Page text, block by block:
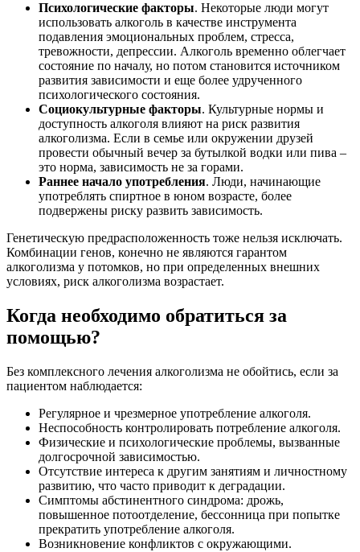
Психологические факторы. Некоторые люди могут
использовать алкоголь в качестве инструмента
подавления эмоциональных проблем, стресса,
тревожности, депрессии. Алкоголь временно облегчает
состояние по началу, но потом становится источником
развития зависимости и еще более удрученного
психологического состояния.
Социокультурные факторы. Культурные нормы и
доступность алкоголя влияют на риск развития
алкоголизма. Если в семье или окружении друзей
провести обычный вечер за бутылкой водки или пива –
это норма, зависимость не за горами.
Раннее начало употребления. Люди, начинающие
употреблять спиртное в юном возрасте, более
подвержены риску развить зависимость.
Генетическую предрасположенность тоже нельзя исключать.
Комбинации генов, конечно не являются гарантом
алкоголизма у потомков, но при определенных внешних
условиях, риск алкоголизма возрастает.
Когда необходимо обратиться за
помощью?
Без комплексного лечения алкоголизма не обойтись, если за
пациентом наблюдается:
Регулярное и чрезмерное употребление алкоголя.
Неспособность контролировать потребление алкоголя.
Физические и психологические проблемы, вызванные
долгосрочной зависимостью.
Отсутствие интереса к другим занятиям и личностному
развитию, что часто приводит к деградации.
Симптомы абстинентного синдрома: дрожь,
повышенное потоотделение, бессонница при попытке
прекратить употребление алкоголя.
Возникновение конфликтов с окружающими.